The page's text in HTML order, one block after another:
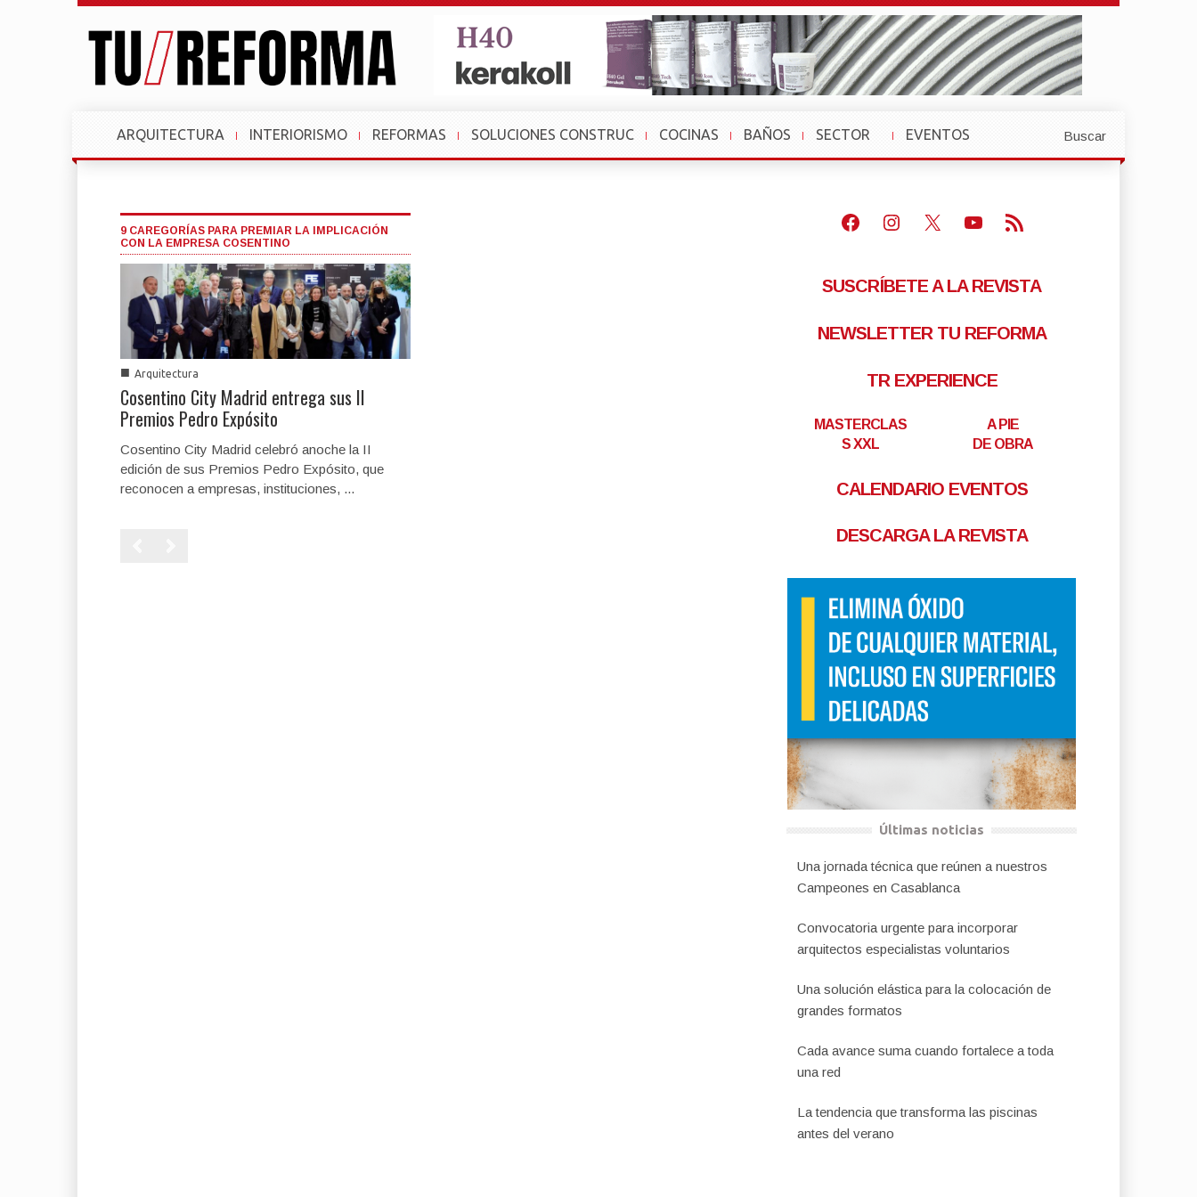
ARQUITECTURA INTERIORISMO REFORMAS SOLUCIONES CONSTRUC COCINAS BAÑOS
SECTOR
»
EVENTOS
»
Buscar
9 CAREGORÍAS PARA PREMIAR LA IMPLICACIÓN
CON LA EMPRESA COSENTINO
■ Arquitectura
Cosentino City Madrid entrega sus II
Premios Pedro Expósito
Cosentino City Madrid celebró anoche la II
edición de sus Premios Pedro Expósito, que
reconocen a empresas, instituciones, ...
Facebook
Instagram
X Youtube
Feed RSS
SUSCRÍBETE A LA REVISTA
NEWSLETTER TU REFORMA
TR EXPERIENCE
MASTERCLAS
S XXL
A PIE
DE OBRA
CALENDARIO EVENTOS
DESCARGA LA REVISTA
Últimas noticias
Una jornada técnica que reúnen a nuestros
Campeones en Casablanca
Convocatoria urgente para incorporar
arquitectos especialistas voluntarios
Una solución elástica para la colocación de
grandes formatos
Cada avance suma cuando fortalece a toda
una red
La tendencia que transforma las piscinas
antes del verano